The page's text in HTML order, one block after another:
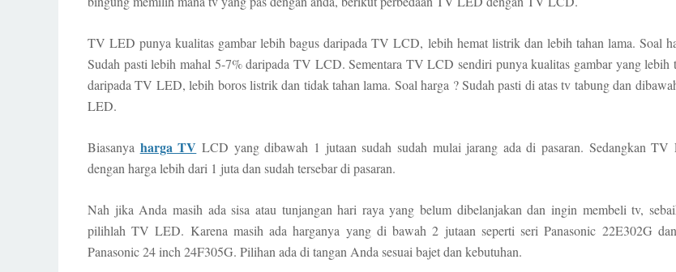
TV LED punya kualitas gambar lebih bagus daripada TV LCD, lebih hemat listrik dan lebih tahan lama. Soal
Sudah pasti lebih mahal 5-7% daripada TV LCD. Sementara TV LCD sendiri punya kualitas gambar yang lebih
daripada TV LED, lebih boros listrik dan tidak tahan lama. Soal harga ? Sudah pasti di atas tv tabung dan
LED.
Biasanya harga TV LCD yang dibawah 1 jutaan sudah sudah mulai jarang ada di pasaran. Sedangkan TV
dengan harga lebih dari 1 juta dan sudah tersebar di pasaran.
Nah jika Anda masih ada sisa atau tunjangan hari raya yang belum dibelanjakan dan ingin membeli tv,
pilihlah TV LED. Karena masih ada harganya yang di bawah 2 jutaan seperti seri Panasonic 22E302G
Panasonic 24 inch 24F305G. Pilihan ada di tangan Anda sesuai bajet dan kebutuhan.